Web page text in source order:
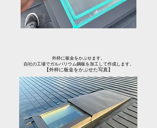
外枠に板金をかぶせます。
自社の工場でガルバリウム鋼板を加工して作成します。
【外枠に板金をかぶせた写真】